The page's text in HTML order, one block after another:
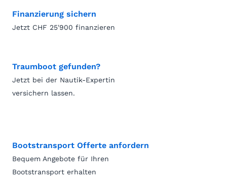
Finanzierung sichern
Jetzt CHF 25'900 finanzieren
Traumboot gefunden?
Jetzt bei der Nautik-Expertin
versichern lassen.
Bootstransport Offerte anfordern
Bequem Angebote für Ihren
Bootstransport erhalten